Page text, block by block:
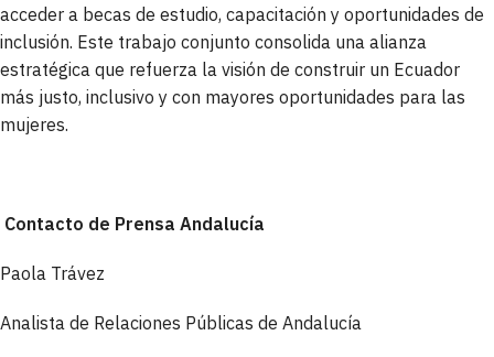
acceder a becas de estudio, capacitación y oportunidades de
inclusión. Este trabajo conjunto consolida una alianza
estratégica que refuerza la visión de construir un Ecuador
más justo, inclusivo y con mayores oportunidades para las
mujeres.
Contacto de Prensa Andalucía
Paola Trávez
Analista de Relaciones Públicas de Andalucía